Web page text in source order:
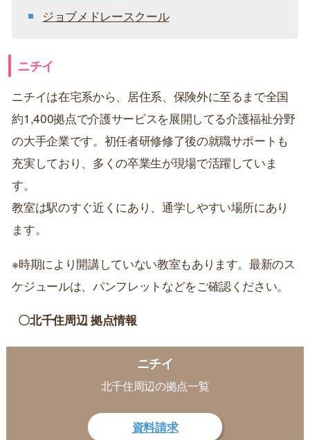
ジョブメドレースクール
ニチイ
ニチイは在宅系から、居住系、保険外に至るまで全国
約1,400拠点で介護サービスを展開してる介護福祉分野
の大手企業です。初任者研修修了後の就職サポートも
充実しており、多くの卒業生が現場で活躍していま
す。
教室は駅のすぐ近くにあり、通学しやすい場所にあり
ます。
※時期により開講していない教室もあります。最新のス
ケジュールは、パンフレットなどをご確認ください。
〇北千住周辺 拠点情報
ニチイ
北千住周辺の拠点一覧
資料請求